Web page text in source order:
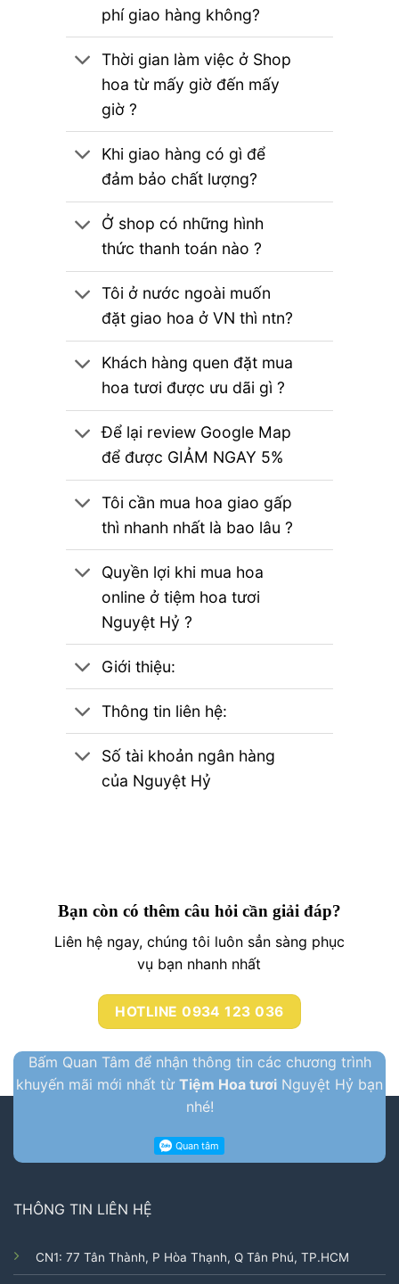
phí giao hàng không?
Thời gian làm việc ở Shop
hoa từ mấy giờ đến mấy
giờ ?
Khi giao hàng có gì để
đảm bảo chất lượng?
Ở shop có những hình
thức thanh toán nào ?
Tôi ở nước ngoài muốn
đặt giao hoa ở VN thì ntn?
Khách hàng quen đặt mua
hoa tươi được ưu dãi gì ?
Để lại review Google Map
để được GIẢM NGAY 5%
Tôi cần mua hoa giao gấp
thì nhanh nhất là bao lâu ?
Quyền lợi khi mua hoa
online ở tiệm hoa tươi
Nguyệt Hỷ ?
Giới thiệu:
Thông tin liên hệ:
Số tài khoản ngân hàng
của Nguyệt Hỷ
Bạn còn có thêm câu hỏi cần giải đáp?
Liên hệ ngay, chúng tôi luôn sẳn sàng phục
vụ bạn nhanh nhất
HOTLINE 0934 123 036
Bấm Quan Tâm để nhận thông tin các chương trình
khuyến mãi mới nhất từ Tiệm Hoa tươi Nguyệt Hỷ bạn
nhé!
THÔNG TIN LIÊN HỆ
CN1: 77 Tân Thành, P Hòa Thạnh, Q Tân Phú, TP.HCM